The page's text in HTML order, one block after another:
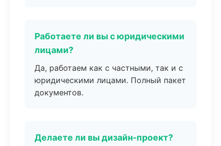
Работаете ли вы с юридическими
лицами?
Да, работаем как с частными, так и с
юридическими лицами. Полный пакет
документов.
Делаете ли вы дизайн-проект?